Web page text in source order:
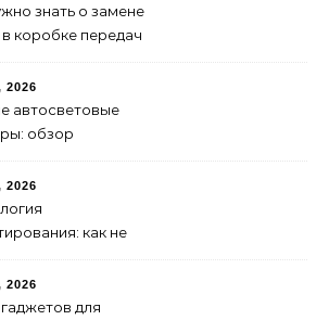
знать о замене
коробке передач
2026
автосветовые
обзор
езды
2026
как не
2026
гаджетов для